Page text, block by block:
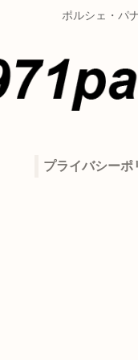
ポルシェ・パ
プライバシーポ